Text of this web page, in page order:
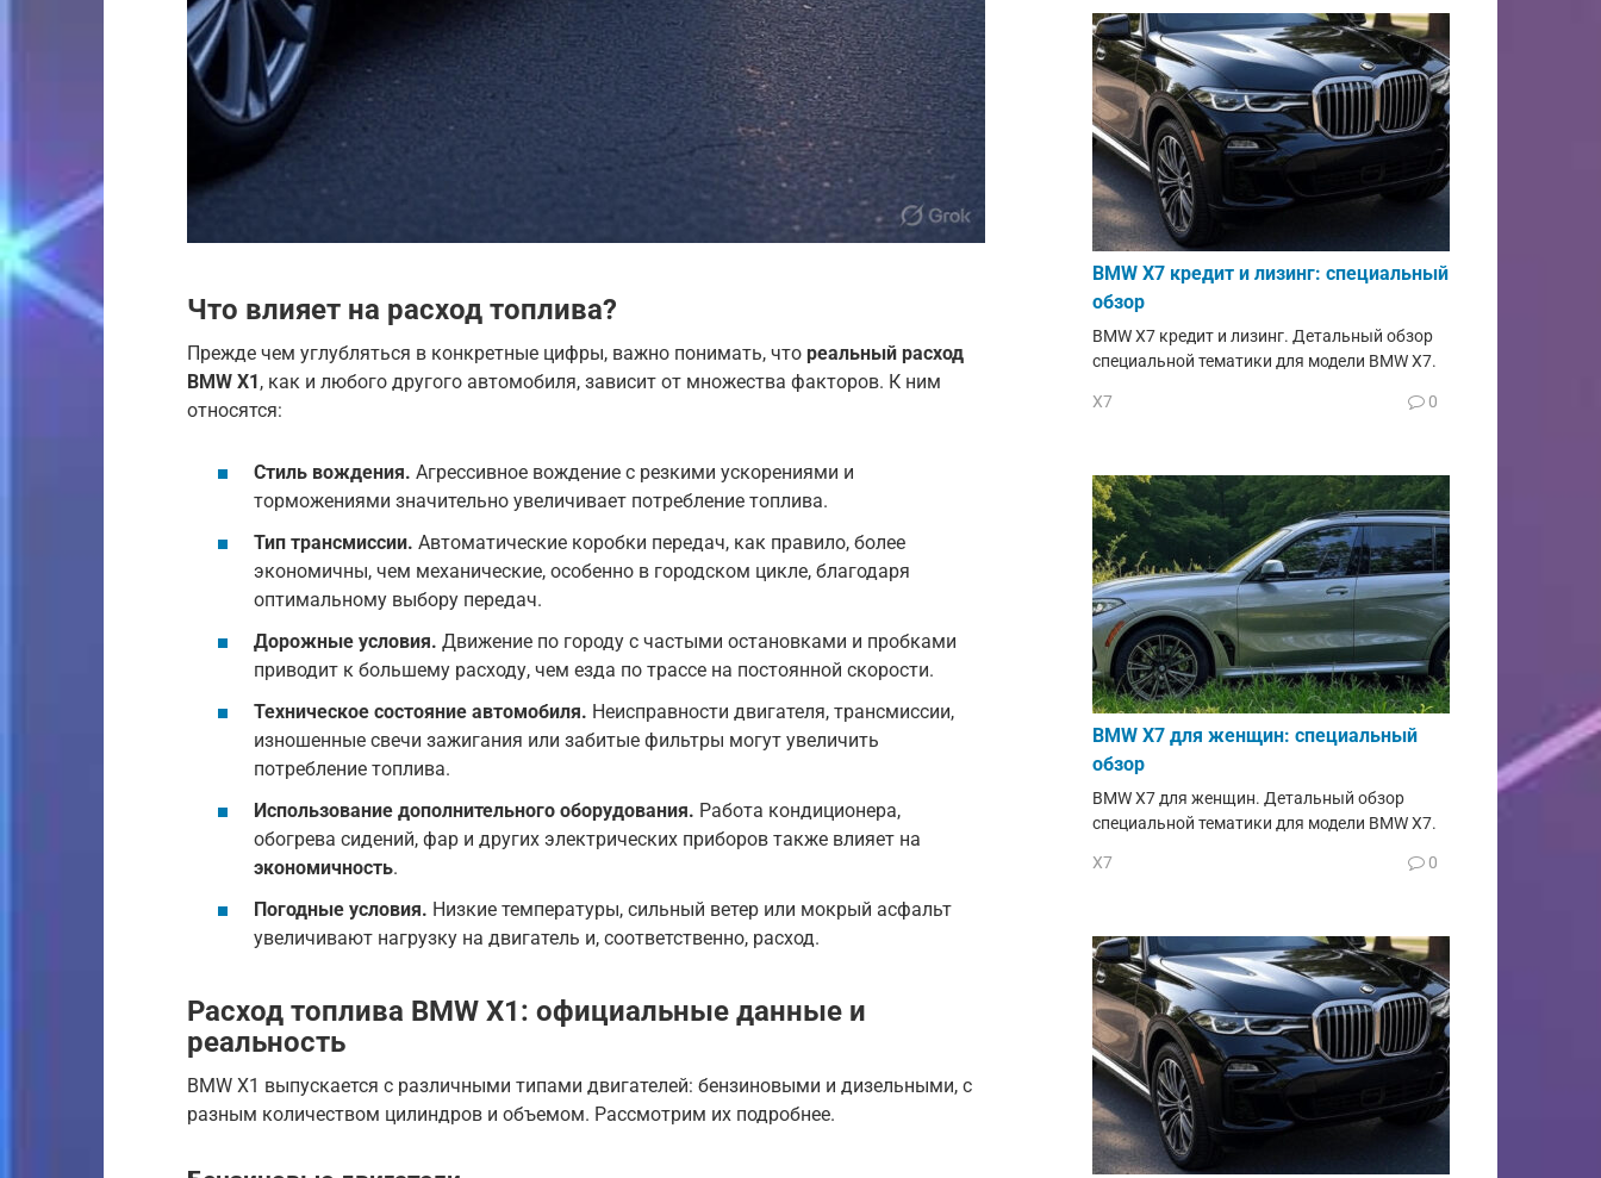
Что влияет на расход топлива?
Прежде чем углубляться в конкретные цифры, важно понимать, что реальный расход
BMW X1 , как и любого другого автомобиля, зависит от множества факторов. К ним
относятся:
Стиль вождения. Агрессивное вождение с резкими ускорениями и
торможениями значительно увеличивает потребление топлива.
Тип трансмиссии. Автоматические коробки передач, как правило, более
экономичны, чем механические, особенно в городском цикле, благодаря
оптимальному выбору передач.
Дорожные условия. Движение по городу с частыми остановками и пробками
приводит к большему расходу, чем езда по трассе на постоянной скорости.
Техническое состояние автомобиля. Неисправности двигателя, трансмиссии,
изношенные свечи зажигания или забитые фильтры могут увеличить
потребление топлива.
Использование дополнительного оборудования. Работа кондиционера,
обогрева сидений, фар и других электрических приборов также влияет на
экономичность.
Погодные условия. Низкие температуры, сильный ветер или мокрый асфальт
увеличивают нагрузку на двигатель и, соответственно, расход.
Расход топлива BMW X1: официальные данные и
реальность
BMW X1 выпускается с различными типами двигателей: бензиновыми и дизельными, с
разным количеством цилиндров и объемом. Рассмотрим их подробнее.
BMW X7 кредит и лизинг: специальный
обзор
BMW X7 кредит и лизинг. Детальный обзор
специальной тематики для модели BMW X7.
X7 0
BMW X7 для женщин: специальный
обзор
BMW X7 для женщин. Детальный обзор
специальной тематики для модели BMW X7.
X7 0